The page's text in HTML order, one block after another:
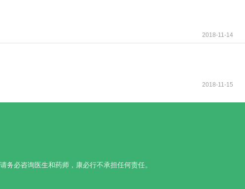
2018-11-14
2018-11-15
必咨询医生和药师，康必行不承担任何责任。